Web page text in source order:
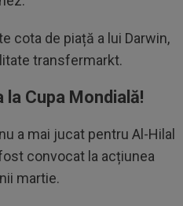
cota de piață a lui Darwin,
transfermarkt.
la Cupa Mondială!
a mai jucat pentru Al-Hilal
convocat la acțiunea
martie.